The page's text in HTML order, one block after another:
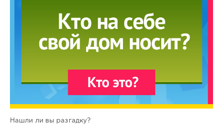
Нашли ли вы разгадку?